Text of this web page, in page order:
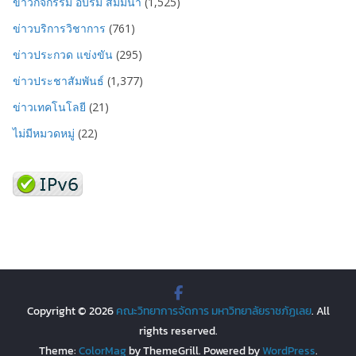
ข่าวบริการวิชาการ (761)
ข่าวประกวด แข่งขัน (295)
ข่าวประชาสัมพันธ์ (1,377)
ข่าวเทคโนโลยี (21)
ไม่มีหมวดหมู่ (22)
Copyright © 2026คณะวิทยาการจัดการ มหาวิทยาลัยราชภัฏเลย. All
rights reserved.
Theme:ColorMagby ThemeGrill. Powered byWordPress.